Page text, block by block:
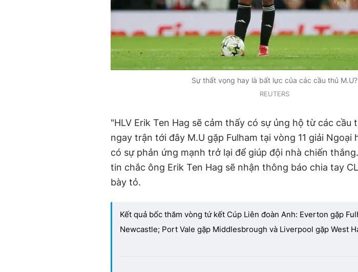
Sự thất vọng hay là bất lực của các cầu thủ M.U?
REUTERS
"HLV Erik Ten Hag sẽ cảm thấy có sự ủng hộ từ các cầu
ngay trận tới đây M.U gặp Fulham tại vòng 11 giải Ngoại
có sự phản ứng mạnh trở lại để giúp đội nhà chiến
tin chắc ông Erik Ten Hag sẽ nhận thông báo chia tay
bày tỏ.
Kết quả bốc thăm vòng tứ kết Cúp Liên đoàn Anh: Everton gặp
Newcastle; Port Vale gặp Middlesbrough và Liverpool gặp West